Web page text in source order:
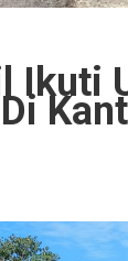
Ikuti